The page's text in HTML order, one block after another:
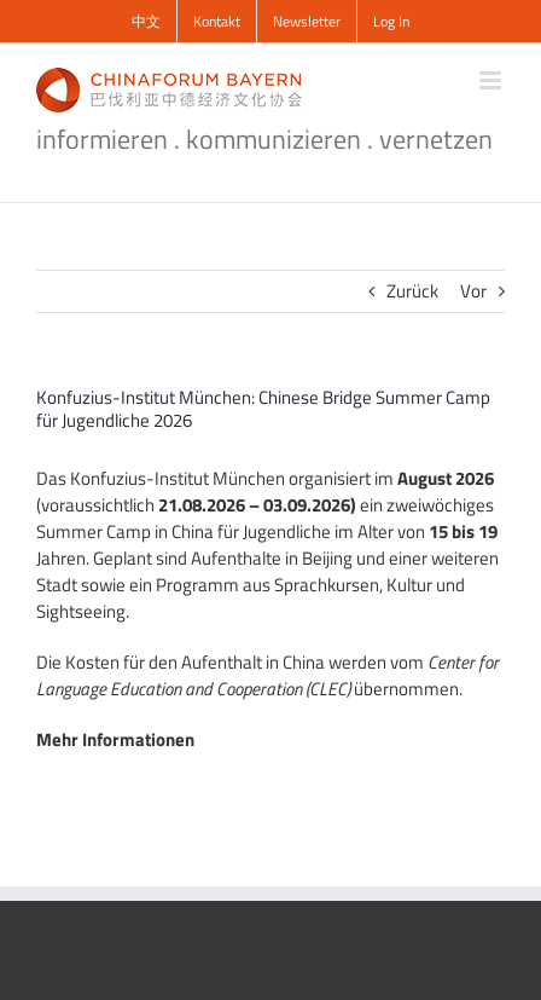
Inhalt
springen
中文 Kontakt Newsletter Log In
informieren . kommunizieren . vernetzen
Zurück Vor
Konfuzius-Institut München: Chinese Bridge Summer Camp
für Jugendliche 2026
Das Konfuzius-Institut München organisiert imAugust 2026
(voraussichtlich 21.08.2026 – 03.09.2026)ein zweiwöchiges
Summer Camp in China für Jugendliche im Alter von 15 bis 19
Jahren. Geplant sind Aufenthalte in Beijing und einer weiteren
Stadt sowie ein Programm aus Sprachkursen, Kultur und
Sightseeing.
Die Kosten für den Aufenthalt in China werden vom Center for
Language Education and Cooperation (CLEC)übernommen.
Mehr Informationen